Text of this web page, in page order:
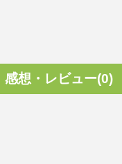
感想・レビュー(0)